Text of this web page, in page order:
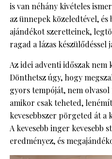
is van néhány kivételes
az ünnepek közeledtével,
ajándékot szeretteinek,
ragad a lázas készülődéssel
Az idei adventi időszak
Dönthetsz úgy, hogy
gyors tempóját, nem
amikor csak teheted,
kevesebbszer pörgeted át a
A kevesebb inger kevesebb
eredményez, és